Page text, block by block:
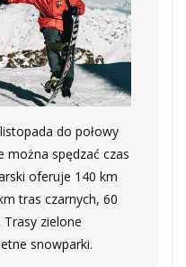
do połowy
można spędzać czas
oferuje 140 km
tras czarnych, 60
Trasy zielone
snowparki.